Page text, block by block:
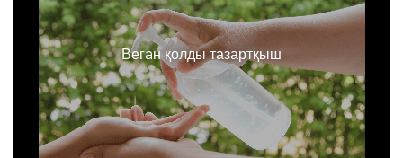
Вегaн қолды тазартқыш